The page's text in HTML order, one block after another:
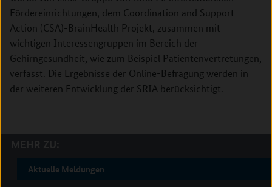
Fördereinrichtungen, dem Coordination and Support
Action (CSA)-BrainHealth Projekt, zusammen mit
wichtigen Interessengruppen im Bereich der
Gehirngesundheit, wie zum Beispiel Patientenvertretungen,
verfasst. Die Ergebnisse der Online-Befragung werden in
der weiteren Entwicklung der SRIA berücksichtigt.
Aktuelle Meldungen